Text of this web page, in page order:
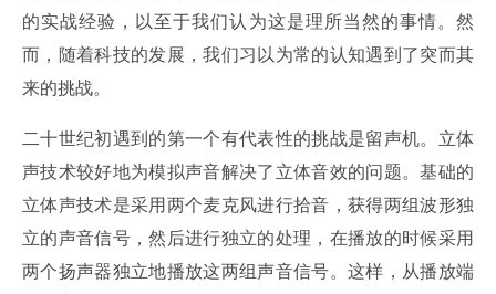
的实战经验，以至于我们认为这是理所当然的事情。然
而，随着科技的发展，我们习以为常的认知遇到了突而其
来的挑战。
二十世纪初遇到的第一个有代表性的挑战是留声机。立体
声技术较好地为模拟声音解决了立体音效的问题。基础的
立体声技术是采用两个麦克风进行拾音，获得两组波形独
立的声音信号，然后进行独立的处理，在播放的时候采用
两个扬声器独立地播放这两组声音信号。这样，从播放端